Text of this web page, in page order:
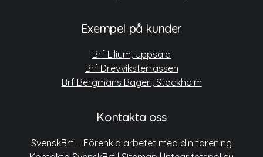
Exempel på kunder
Brf Lilium, Uppsala
Brf Drevviksterrassen
Brf Bergmans Bageri, Stockholm
Kontakta oss
SvenskBrf – Förenkla arbetet med din förening